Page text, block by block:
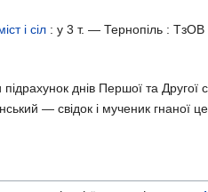
і сіл : у3 т. — Тернопіль :
підрахунок днів Першої та
— свідок і мученик